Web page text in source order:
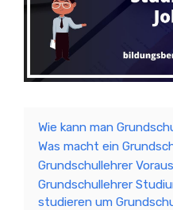
Wie kann man
Was macht ein
Grundschullehrer
Grundschullehrer
studieren um